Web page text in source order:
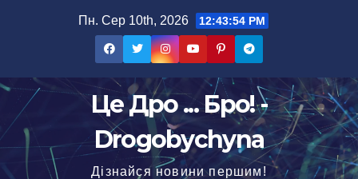
Пн. Сер 10th, 2026 12:43:55 PM
Це Дро ... Бро! -
Drogobychyna
Дізнайся новини першим!